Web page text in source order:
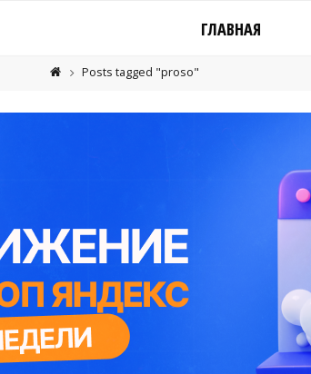
ГЛАВНАЯ
Posts tagged "proso"